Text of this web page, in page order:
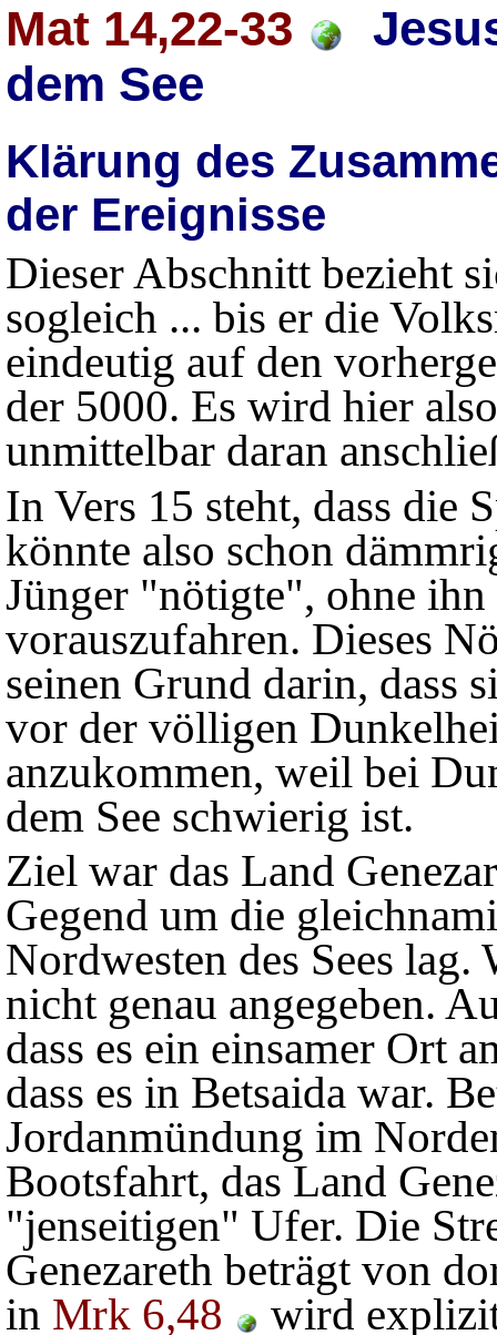
Mat 14,22-33
dem See
Klärung des
der Ereignisse
Dieser Abschnitt bezieht
sogleich ... bis er die
eindeutig auf den
der 5000. Es wird hier
unmittelbar daran
In Vers 15 steht, dass die
könnte also schon
Jünger "nötigte", ohne ihn
vorauszufahren. Dieses
seinen Grund darin, dass
vor der völligen
anzukommen, weil bei
dem See schwierig ist.
Ziel war das Land
Gegend um die
Nordwesten des Sees
nicht genau angegeben.
dass es ein einsamer Ort
dass es in Betsaida war.
Jordanmündung im
Bootsfahrt, das Land
"jenseitigen" Ufer. Die
Genezareth beträgt von
in Mrk 6,48
wird